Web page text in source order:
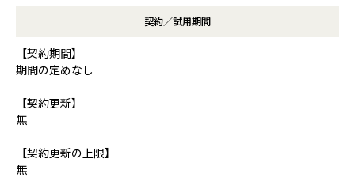
契約／試用期間
【契約期間】
期間の定めなし
【契約更新】
無
【契約更新の上限】
無